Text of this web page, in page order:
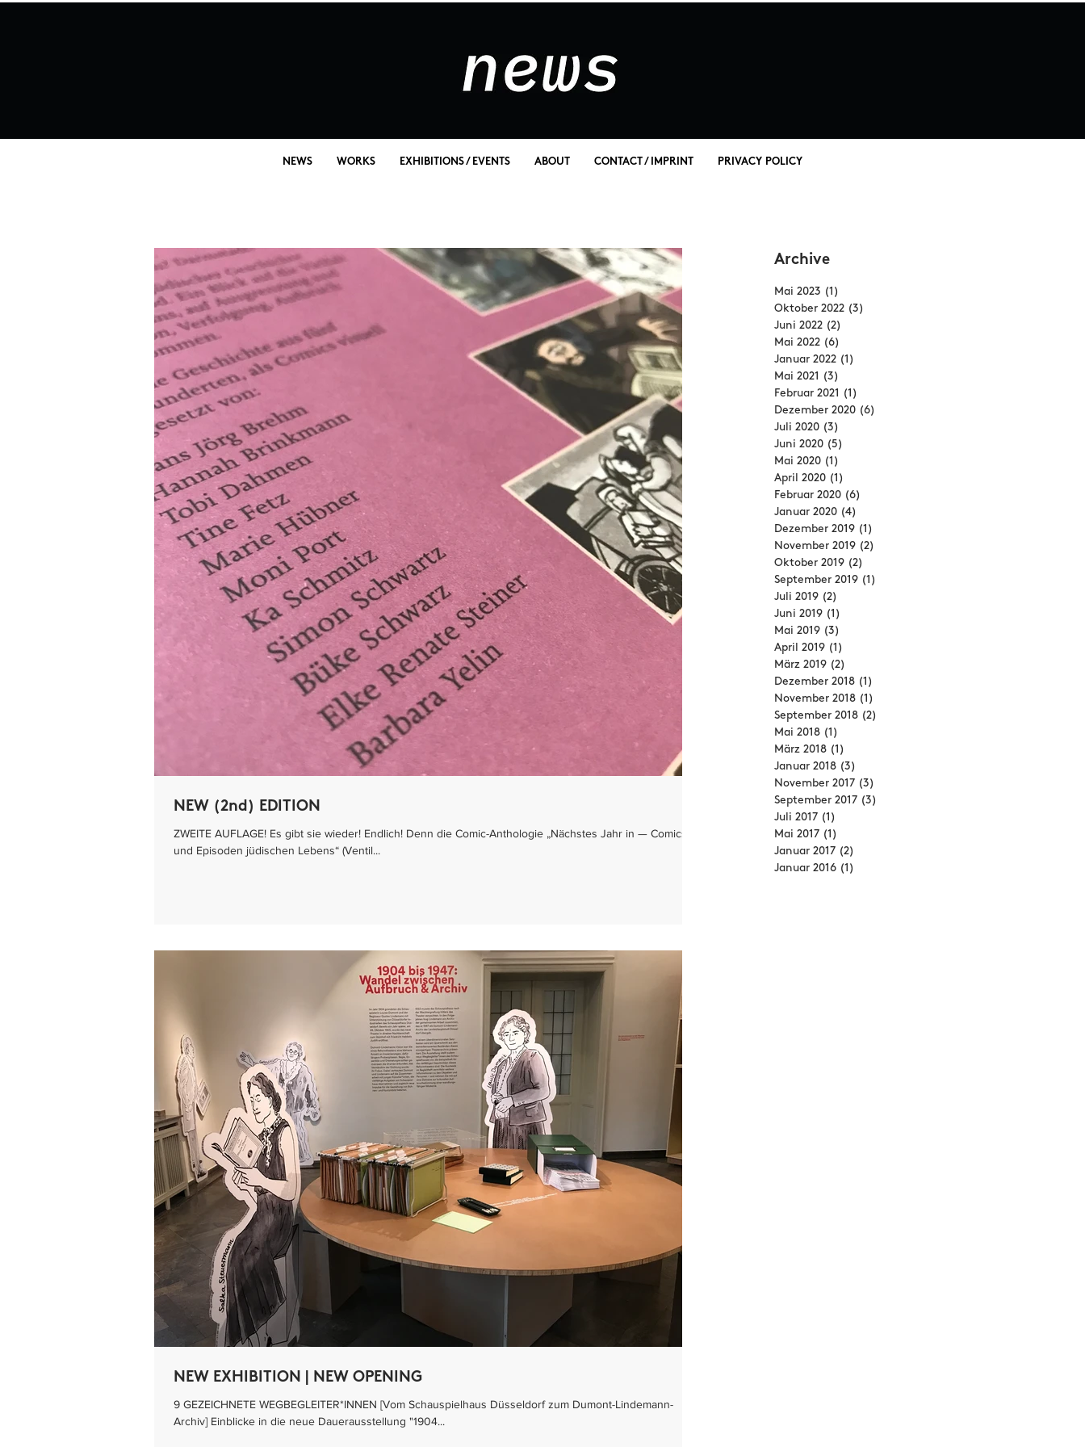
NEWS WORKS EXHIBITIONS / EVENTS ABOUT CONTACT / IMPRINT PRIVACY POLICY
NEW (2nd) EDITION
ZWEITE AUFLAGE! Es gibt sie wieder! Endlich! Denn die Comic-Anthologie „Nächstes Jahr in — Comics
und Episoden jüdischen Lebens“ (Ventil...
NEW EXHIBITION | NEW OPENING
9 GEZEICHNETE WEGBEGLEITER*INNEN [Vom Schauspielhaus Düsseldorf zum Dumont-Lindemann-
Archiv] Einblicke in die neue Dauerausstellung "1904...
Archive
Mai 2023 (1)
Oktober 2022 (3)
Juni 2022 (2)
Mai 2022 (6)
Januar 2022 (1)
Mai 2021
(3)
Februar 2021
(1)
Dezember 2020 (6)
Juli 2020 (3)
Juni 2020 (5)
Mai 2020 (1)
April 2020 (1)
Februar 2020 (6)
Januar 2020 (4)
Dezember 2019 (1)
November 2019 (2)
Oktober 2019 (2)
September 2019 (1)
Juli 2019 (2)
Juni 2019 (1)
Mai 2019 (3)
April 2019 (1)
März 2019 (2)
Dezember 2018 (1)
November 2018 (1)
September 2018 (2)
Mai 2018 (1)
März 2018 (1)
Januar 2018 (3)
November 2017 (3)
September 2017 (3)
Juli 2017 (1)
Mai 2017 (1)
Januar 2017 (2)
Januar 2016 (1)